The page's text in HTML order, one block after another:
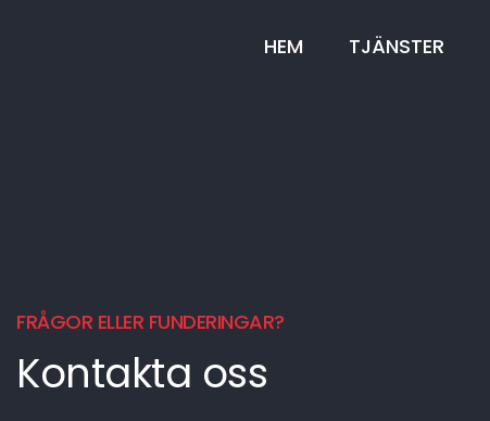
HEM TJÄNSTER
FRÅGOR ELLER FUNDERINGAR?
Kontakta oss